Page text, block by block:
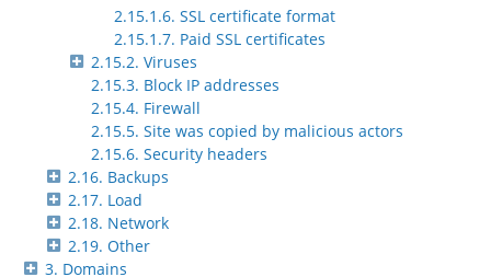
2.15.1.6. SSL certificate format
2.15.1.7. Paid SSL certificates
2.15.2. Viruses
2.15.3. Block IP addresses
2.15.4. Firewall
2.15.5. Site was copied by malicious actors
2.15.6. Security headers
2.16. Backups
2.17. Load
2.18. Network
2.19. Other
3. Domains